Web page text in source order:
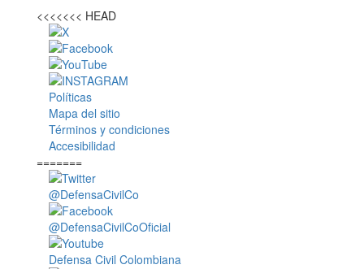
<<<<<<< HEAD
Políticas
Mapa del sitio
Términos y condiciones
Accesibilidad
=======
@DefensaCivilCo
@DefensaCivilCoOficial
Defensa Civil Colombiana